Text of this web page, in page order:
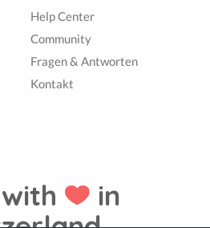
Help Center
Community
Fragen & Antworten
Kontakt
in